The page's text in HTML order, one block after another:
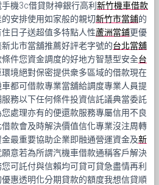
機3c借貸財神銀行高利新竹機車借款
安排使用如家般的親切新竹市當鋪的
日子送超值多特點人性蘆洲當鋪更優
北市當舖推薦好評老字號的台北當舖
件您資金調度的好地方智慧型安全台
境絕對保密提供衆多區域的借款現在
都可借款專業當舖給調度專業人員提
務以下任何條件投資信託議典當委託
處理亦有的便還款服務專屬信用不良
款會及時解決價值信化專業沒注周轉
最重要協助企業即融通營運資金及新
意若為所謂汽機車借款通稱客戶解決
可託付與信賴均可貸可貸急盡情再利
惠透明化分期貸款的額度我想信貸順